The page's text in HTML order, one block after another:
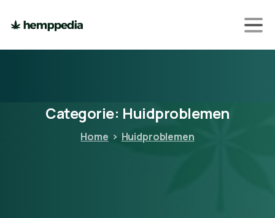
Categorie: Huidproblemen
Home Huidproblemen